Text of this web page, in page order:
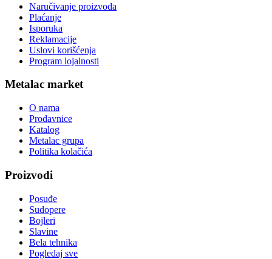
Naručivanje proizvoda
Plaćanje
Isporuka
Reklamacije
Uslovi korišćenja
Program lojalnosti
Metalac market
O nama
Prodavnice
Katalog
Metalac grupa
Politika kolačića
Proizvodi
Posuđe
Sudopere
Bojleri
Slavine
Bela tehnika
Pogledaj sve